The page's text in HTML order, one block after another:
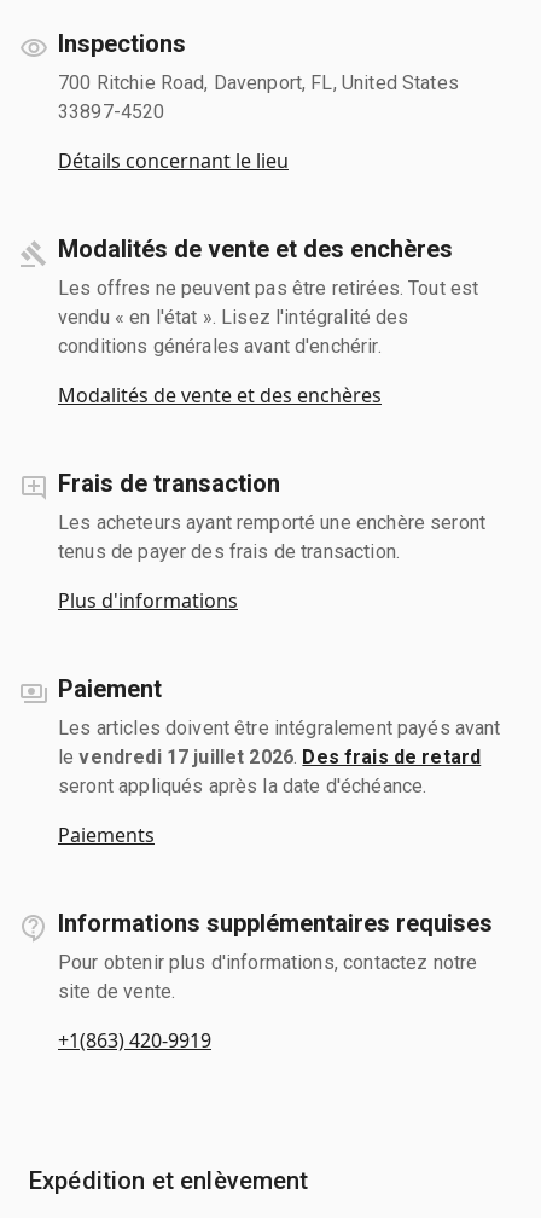
Inspections
700 Ritchie Road, Davenport, FL, United States
33897-4520
Détails concernant le lieu
Modalités de vente et des enchères
Les offres ne peuvent pas être retirées. Tout est
vendu « en l'état ». Lisez l'intégralité des
conditions générales avant d'enchérir.
Modalités de vente et des enchères
Frais de transaction
Les acheteurs ayant remporté une enchère seront
tenus de payer des frais de transaction.
Plus d'informations
Paiement
Les articles doivent être intégralement payés avant
levendredi 17 juillet 2026 Des frais de retard
seront appliqués après la date d'échéance.
Paiements
Informations supplémentaires requises
Pour obtenir plus d'informations, contactez notre
site de vente.
+1(863) 420-9919
Expédition et enlèvement